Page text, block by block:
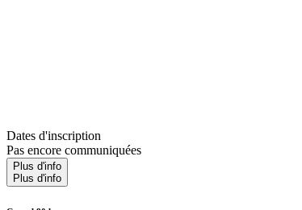
Dates d'inscription
Pas encore communiquées
Plus d'info
Plus d'info